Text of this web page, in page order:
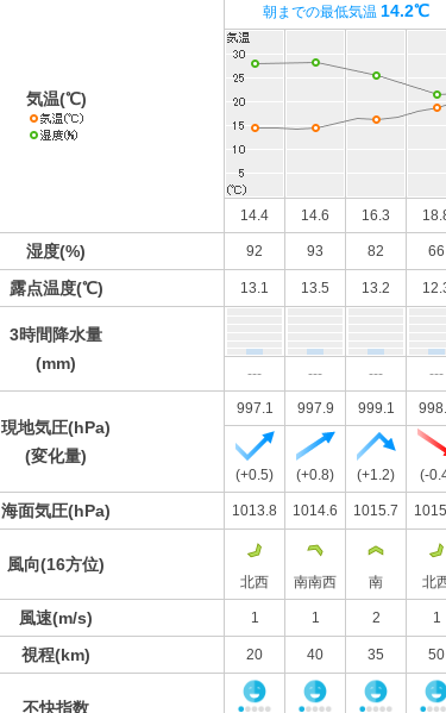
気温(℃)
朝までの最低気温 14.2℃
14.4 14.6 16.3
湿度(%) 92 93 82 66
露点温度(℃) 13.1 13.5 13.2
3時間降水量
(mm)
--- --- --- ---
現地気圧(hPa)
(変化量)
997.1 997.9 999.1
(+0.5) (+0.8) (+1.2) (-
海面気圧(hPa) 1013.8 1014.6 1015.7
風向(16方位)
北西 南南西 南 北
風速(m/s) 1 1 2 1
視程(km) 20 40 35 50
不快指数